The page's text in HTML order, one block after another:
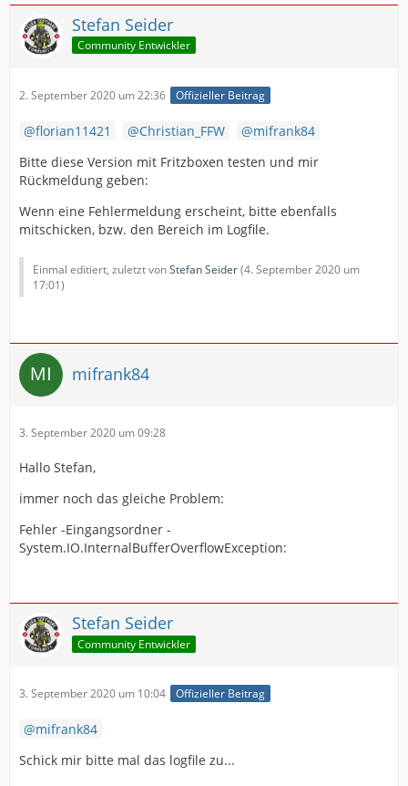
Stefan Seider
Community Entwickler
2. September 2020 um 22:36 Offizieller Beitrag
florian11421 Christian_FFW
mifrank84
Bitte diese Version mit Fritzboxen testen und mir
Rückmeldung geben:
Wenn eine Fehlermeldung erscheint, bitte ebenfalls
mitschicken, bzw. den Bereich im Logfile.
Einmal editiert, zuletzt vonStefan Seider(4. September 2020 um
17:01)
mifrank84
3. September 2020 um 09:28
Hallo Stefan,
immer noch das gleiche Problem:
Fehler -Eingangsordner -
System.IO.InternalBufferOverflowException:
Stefan Seider
Community Entwickler
3. September 2020 um 10:04 Offizieller Beitrag
mifrank84
Schick mir bitte mal das logfile zu...